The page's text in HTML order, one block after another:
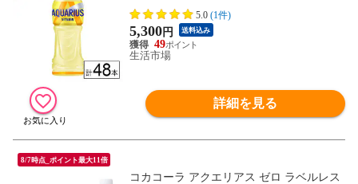
5.0 (1件)
5,300円 送料込み
49
生活市場
詳細を見る
8/7時点_ポイント最大11倍
コカコーラ アクエリアス ゼロ ラベルレス